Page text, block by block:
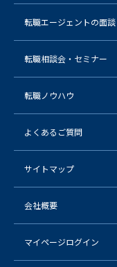
転職エージェントの面談
転職相談会・セミナー
転職ノウハウ
よくあるご質問
サイトマップ
会社概要
マイページログイン